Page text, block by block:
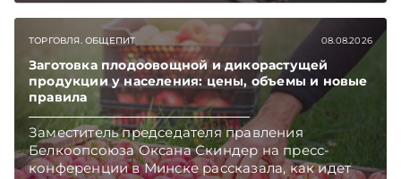
ТОРГОВЛЯ. ОБЩЕПИТ 08.08.2026
Заготовка плодоовощной и дикорастущей
продукции у населения: цены, объемы и новые
правила
Заместитель председателя правления
Белкоопсоюза Оксана Скиндер на пресс-
конференции в Минске рассказала, как идет